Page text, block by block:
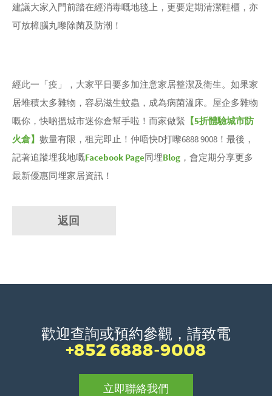
建議大家入門前踏在經消毒嘅地毯上，更要定期清潔鞋櫃，亦
可放樟腦丸嚟除菌及防潮！
經此一「疫」，大家平日要多加注意家居整潔及衛生。如果家
居堆積太多雜物，容易滋生蚊蟲，成為病菌溫床。屋企多雜物
嘅你，快啲搵城市迷你倉幫手啦！而家做緊 【5折體驗城市防
火倉】 數量有限，租完即止！仲唔快D打嚟6888 9008！最後，
記著追蹤埋我地嘅Facebook Page同埋Blog ，會定期分享更多
最新優惠同埋家居資訊！
返回
歡迎查詢或預約參觀，請致電
+852 6888-9008
立即聯絡我們